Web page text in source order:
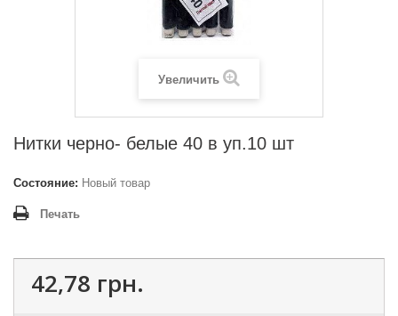
Увеличить
Нитки черно- белые 40 в уп.10 шт
Состояние: Новый товар
Печать
42,78 грн.